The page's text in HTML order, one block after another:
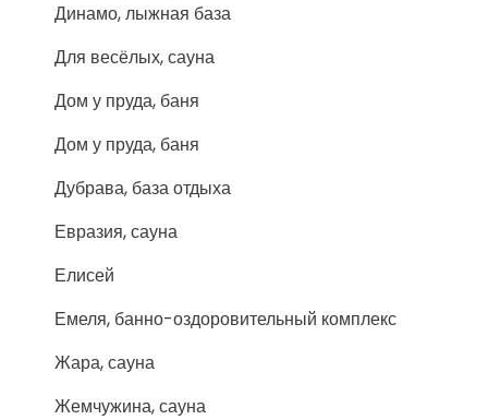
Динамо, лыжная база
Для весёлых, сауна
Дом у пруда, баня
Дом у пруда, баня
Дубрава, база отдыха
Евразия, сауна
Елисей
Емеля, банно-оздоровительный комплекс
Жара, сауна
Жемчужина, сауна